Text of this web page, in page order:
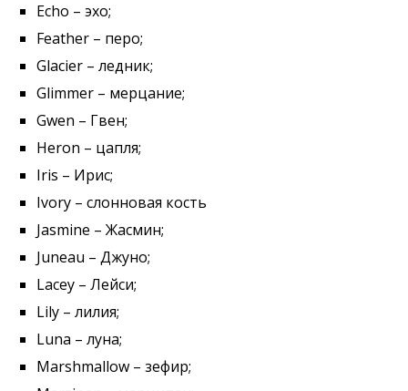
Echo – эхо;
Feather – перо;
Glacier – ледник;
Glimmer – мерцание;
Gwen – Гвен;
Heron – цапля;
Iris – Ирис;
Ivory – слонновая кость
Jasmine – Жасмин;
Juneau – Джуно;
Lacey – Лейси;
Lily – лилия;
Luna – луна;
Marshmallow – зефир;